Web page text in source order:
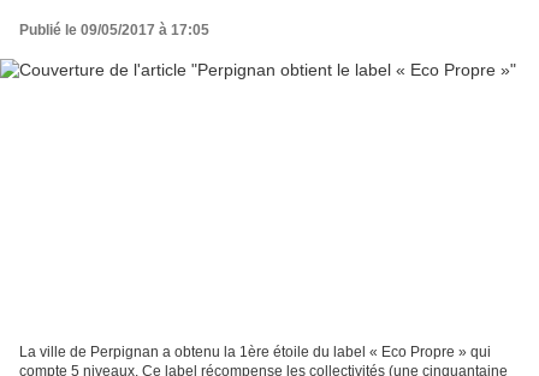
Publié le 09/05/2017 à 17:05
La ville de Perpignan a obtenu la 1ère étoile du label « Eco Propre » qui
compte 5 niveaux. Ce label récompense les collectivités (une cinquantaine